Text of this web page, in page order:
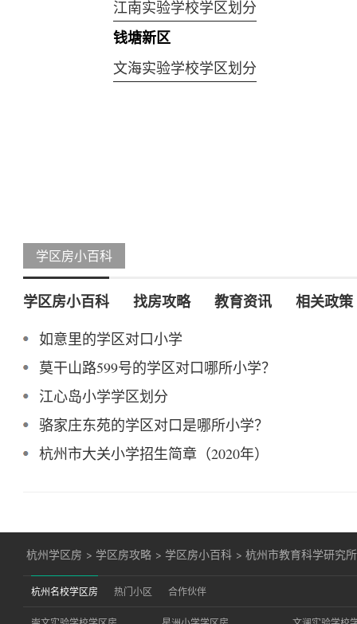
江南实验学校学区划分
钱塘新区
文海实验学校学区划分
学区房小百科
学区房小百科 找房攻略 教育资讯 相关政策
如意里的学区对口小学
莫干山路599号的学区对口哪所小学？
江心岛小学学区划分
骆家庄东苑的学区对口是哪所小学？
杭州市大关小学招生简章（2020年）
杭州学区房 > 学区房攻略 > 学区房小百科 >杭州市教育科学研究
杭州名校学区房 热门小区 合作伙伴